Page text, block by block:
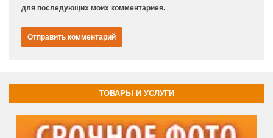
для последующих моих комментариев.
ТОВАРЫ И УСЛУГИ